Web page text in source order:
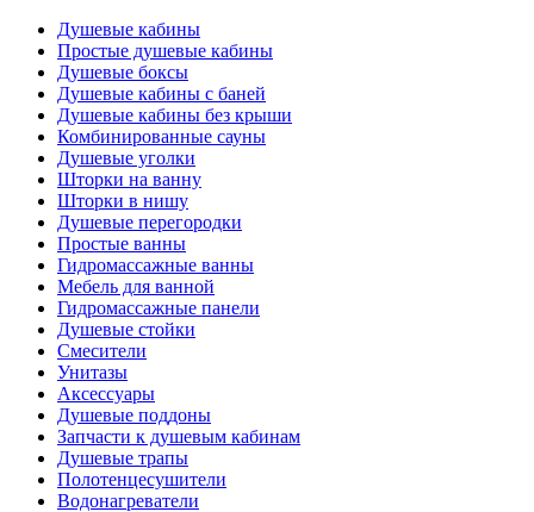
Душевые кабины
Простые душевые кабины
Душевые боксы
Душевые кабины с баней
Душевые кабины без крыши
Комбинированные сауны
Душевые уголки
Шторки на ванну
Шторки в нишу
Душевые перегородки
Простые ванны
Гидромассажные ванны
Мебель для ванной
Гидромассажные панели
Душевые стойки
Смесители
Унитазы
Аксессуары
Душевые поддоны
Запчасти к душевым кабинам
Душевые трапы
Полотенцесушители
Водонагреватели